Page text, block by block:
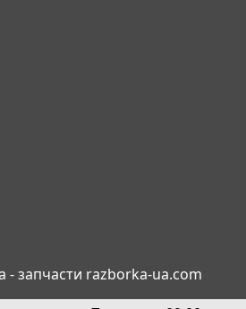
- запчасти razborka-ua.com